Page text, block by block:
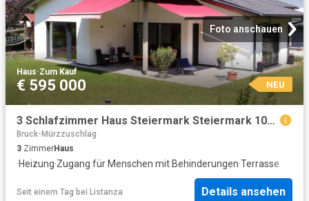
Foto anschauen
Haus·Zum Kauf
€ 595 000 NEU
3 Schlafzimmer Haus Steiermark Steiermark 104797923
Bruck-Mürzzuschlag
3 ZimmerHaus
·Heizung·Zugang für Menschen mit Behinderungen·Terrasse
Seit einem Tag bei Listanza Details ansehen